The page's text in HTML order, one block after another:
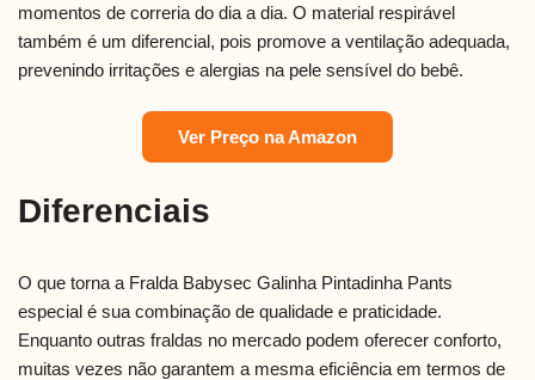
momentos de correria do dia a dia. O material respirável
também é um diferencial, pois promove a ventilação adequada,
prevenindo irritações e alergias na pele sensível do bebê.
Ver Preço na Amazon
Diferenciais
O que torna a Fralda Babysec Galinha Pintadinha Pants
especial é sua combinação de qualidade e praticidade.
Enquanto outras fraldas no mercado podem oferecer conforto,
muitas vezes não garantem a mesma eficiência em termos de